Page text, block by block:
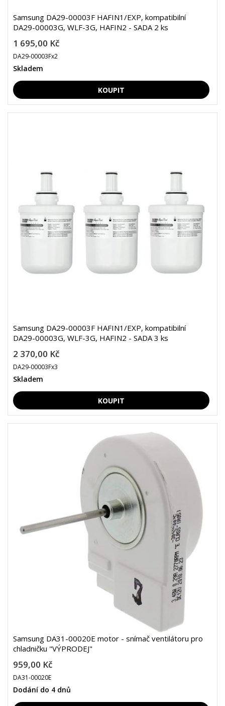
Samsung DA29-00003F HAFIN1/EXP, kompatibilní
DA29-00003G, WLF-3G, HAFIN2 - SADA 2 ks
1 695,00 Kč
DA29-00003Fx2
Skladem
Samsung DA29-00003F HAFIN1/EXP, kompatibilní
DA29-00003G, WLF-3G, HAFIN2 - SADA 3 ks
2 370,00 Kč
DA29-00003Fx3
Skladem
Samsung DA31-00020E motor - snímač ventilátoru pro
chladničku "VÝPRODEJ"
959,00 Kč
DA31-00020E
Dodání do 4 dnů